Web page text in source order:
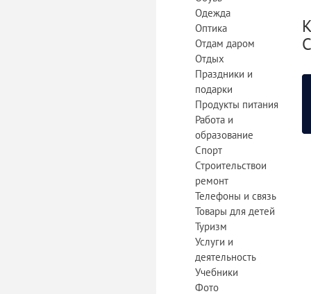
Одежда
Оптика
Отдам даром
Отдых
Праздники и
подарки
Продукты питания
Работа и
образование
Спорт
Строительствои
ремонт
Телефоны и связь
Товары для детей
Туризм
Услуги и
деятельность
Учебники
Фото